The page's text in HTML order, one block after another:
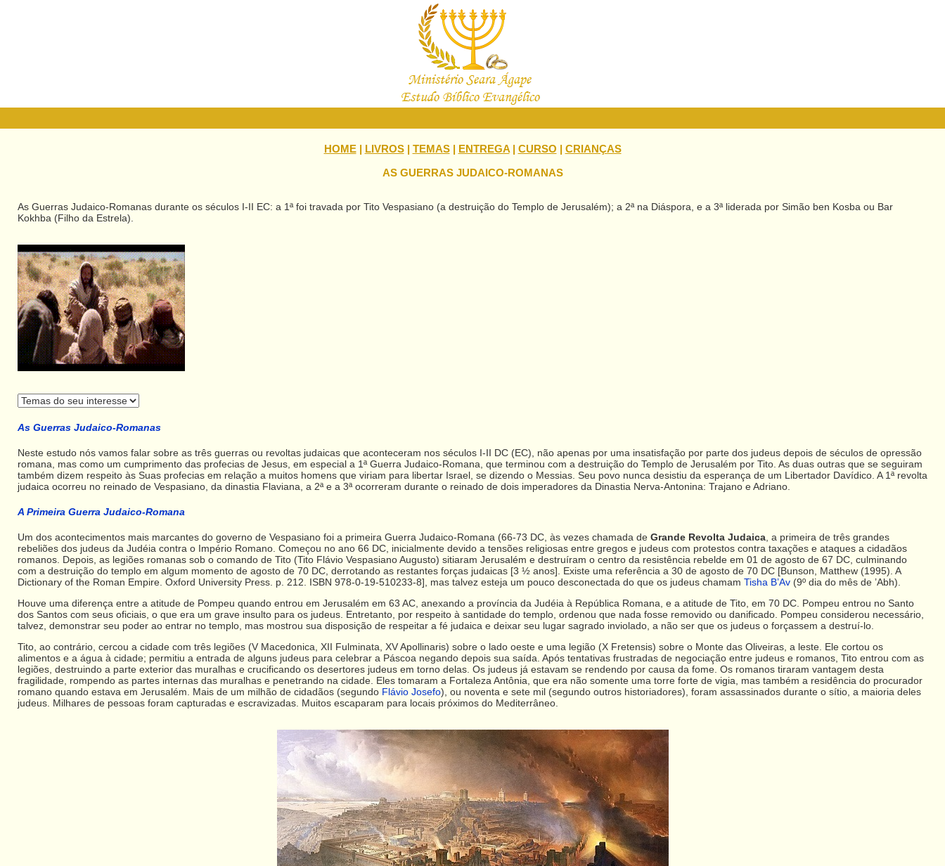
HOME| LIVROS| TEMAS| ENTREGA| CURSO | CRIANÇAS
AS GUERRAS JUDAICO-ROMANAS
As Guerras Judaico-Romanas durante os séculos I-II EC: a 1ª foi travada por Tito Vespasiano (a destruição do Templo de Jerusalém); a 2ª na Diáspora, e a 3ª liderada por Simão ben Kosba ou Bar
Kokhba (Filho da Estrela).
As Guerras Judaico-Romanas
Neste estudo nós vamos falar sobre as três guerras ou revoltas judaicas que aconteceram nos séculos I-II DC (EC), não apenas por uma insatisfação por parte dos judeus depois de séculos de opressão
romana, mas como um cumprimento das profecias de Jesus, em especial a 1ª Guerra Judaico-Romana, que terminou com a destruição do Templo de Jerusalém por Tito. As duas outras que se seguiram
também dizem respeito às Suas profecias em relação a muitos homens que viriam para libertar Israel, se dizendo o Messias. Seu povo nunca desistiu da esperança de um Libertador Davídico. A 1ª revolta
judaica ocorreu no reinado de Vespasiano, da dinastia Flaviana, a 2ª e a 3ª ocorreram durante o reinado de dois imperadores da Dinastia Nerva-Antonina: Trajano e Adriano.
A Primeira Guerra Judaico-Romana
Um dos acontecimentos mais marcantes do governo de Vespasiano foi a primeira Guerra Judaico-Romana (66-73 DC, às vezes chamada de Grande Revolta Judaica , a primeira de três grandes
rebeliões dos judeus da Judéia contra o Império Romano. Começou no ano 66 DC, inicialmente devido a tensões religiosas entre gregos e judeus com protestos contra taxações e ataques a cidadãos
romanos. Depois, as legiões romanas sob o comando de Tito (Tito Flávio Vespasiano Augusto) sitiaram Jerusalém e destruíram o centro da resistência rebelde em 01 de agosto de 67 DC, culminando
com a destruição do templo em algum momento de agosto de 70 DC, derrotando as restantes forças judaicas [3 ½ anos]. Existe uma referência a 30 de agosto de 70 DC [Bunson, Matthew (1995). A
Dictionary of the Roman Empire. Oxford University Press. p. 212. ISBN 978-0-19-510233-8], mas talvez esteja um pouco desconectada do que os judeus chamam Tisha B’Av (9º dia do mês de ’Abh).
Houve uma diferença entre a atitude de Pompeu quando entrou em Jerusalém em 63 AC, anexando a província da Judéia à República Romana, e a atitude de Tito, em 70 DC. Pompeu entrou no Santo
dos Santos com seus oficiais, o que era um grave insulto para os judeus. Entretanto, por respeito à santidade do templo, ordenou que nada fosse removido ou danificado. Pompeu considerou necessário,
talvez, demonstrar seu poder ao entrar no templo, mas mostrou sua disposição de respeitar a fé judaica e deixar seu lugar sagrado inviolado, a não ser que os judeus o forçassem a destruí-lo.
Tito, ao contrário, cercou a cidade com três legiões (V Macedonica, XII Fulminata, XV Apollinaris) sobre o lado oeste e uma legião (X Fretensis) sobre o Monte das Oliveiras, a leste. Ele cortou os
alimentos e a água à cidade; permitiu a entrada de alguns judeus para celebrar a Páscoa negando depois sua saída. Após tentativas frustradas de negociação entre judeus e romanos, Tito entrou com as
legiões, destruindo a parte exterior das muralhas e crucificando os desertores judeus em torno delas. Os judeus já estavam se rendendo por causa da fome. Os romanos tiraram vantagem desta
fragilidade, rompendo as partes internas das muralhas e penetrando na cidade. Eles tomaram a Fortaleza Antônia, que era não somente uma torre forte de vigia, mas também a residência do procurador
romano quando estava em Jerusalém. Mais de um milhão de cidadãos (segundo Flávio Josefo), ou noventa e sete mil (segundo outros historiadores), foram assassinados durante o sítio, a maioria deles
judeus. Milhares de pessoas foram capturadas e escravizadas. Muitos escaparam para locais próximos do Mediterrâneo.